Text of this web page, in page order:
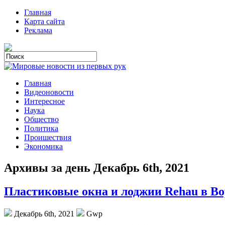
Главная
Карта сайта
Реклама
Главная
Видеоновости
Интересное
Наука
Общество
Политика
Проишествия
Экономика
Архивы за день Декабрь 6th, 2021
Пластиковые окна и лоджии Rehau в
Декабрь 6th, 2021
Gwp